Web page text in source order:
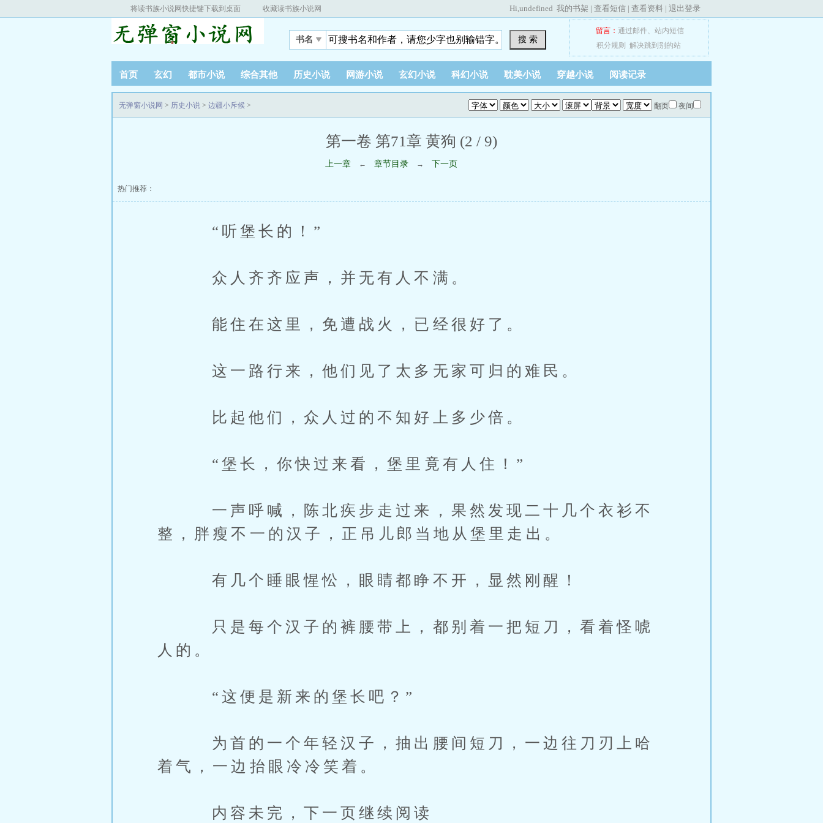
将读书族小说网快捷键下载到桌面 收藏读书族小说网 Hi,undefined 我的书架 | 查看短信 | 查看资料 | 退出登录
书名 搜 索
留言： 通过邮件、 站内短信
积分规则
解决跳到别的站
首页 玄幻 都市小说 综合其他 历史小说 网游小说 玄幻小说 科幻小说 耽美小说 穿越小说 阅读记录
翻页 夜间
无弹窗小说网 > 历史小说 > 边疆小斥候 >
第一卷 第71章 黄狗 (2 / 9)
上一章 ← 章节目录 → 下一页
热门推荐：
“听堡长的！”
众人齐齐应声，并无有人不满。
能住在这里，免遭战火，已经很好了。
这一路行来，他们见了太多无家可归的难民。
比起他们，众人过的不知好上多少倍。
“堡长，你快过来看，堡里竟有人住！”
一声呼喊，陈北疾步走过来，果然发现二十几个衣衫不
整，胖瘦不一的汉子，正吊儿郎当地从堡里走出。
有几个睡眼惺忪，眼睛都睁不开，显然刚醒！
只是每个汉子的裤腰带上，都别着一把短刀，看着怪唬
人的。
“这便是新来的堡长吧？”
为首的一个年轻汉子，抽出腰间短刀，一边往刀刃上哈
着气，一边抬眼冷冷笑着。
内容未完，下一页继续阅读